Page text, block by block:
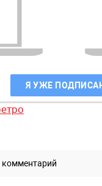
Я УЖЕ
комментарий